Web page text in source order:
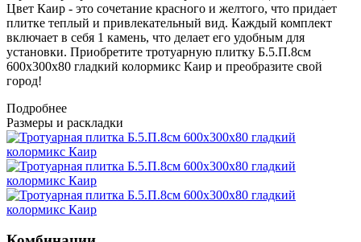
Цвет Каир - это сочетание красного и желтого, что придает
плитке теплый и привлекательный вид. Каждый комплект
включает в себя 1 камень, что делает его удобным для
установки. Приобретите тротуарную плитку Б.5.П.8см
600х300х80 гладкий колормикс Каир и преобразите свой
город!
Подробнее
Размеры и раскладки